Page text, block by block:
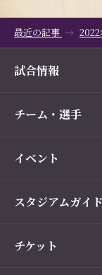
最近の記事 2022
試合情報
チーム・選手
イベント
スタジアムガイド
チケット